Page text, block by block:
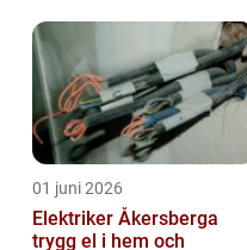
01 juni 2026
Elektriker Åkersberga
trygg el i hem och